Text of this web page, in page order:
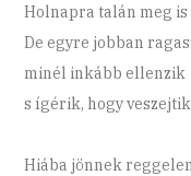
Holnapra talán meg
De egyre jobban
minél inkább ellenzik
s ígérik, hogy
Hiába jönnek